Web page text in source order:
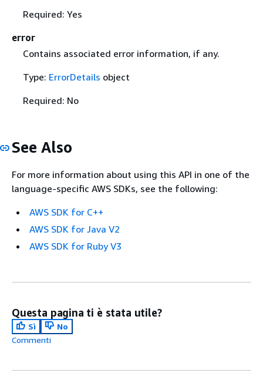
Required: Yes
error
Contains associated error information, if any.
Type: ErrorDetails object
Required: No
See Also
For more information about using this API in one of the
language-specific AWS SDKs, see the following:
AWS SDK for C++
AWS SDK for Java V2
AWS SDK for Ruby V3
Questa pagina ti è stata utile?
Sì
No
Commenti